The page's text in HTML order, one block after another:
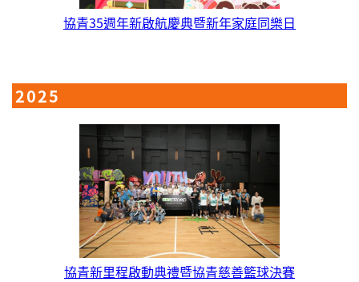
協青35週年新啟航慶典暨新年家庭同樂日
2025
協青新里程啟動典禮暨協青慈善籃球決賽